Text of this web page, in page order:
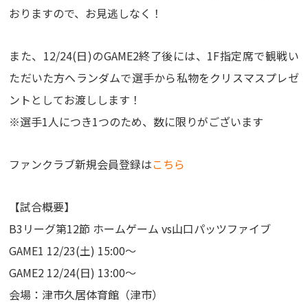
おりますので、お見逃しなく！
また、12/24(日)のGAME2終了後には、1F指定席で観戦い
ただいた方へランダムで選手から私物をクリスマスプレゼ
ントとしてお渡しします！
※選手1人につき1つのため、数に限りがございます
ファンクラブ新規会員登録はこちら
【試合概要】
B3リーグ第12節 ホームゲーム vs山口パッツファイブ
GAME1 12/23(土) 15:00～
GAME2 12/24(日) 13:00～
会場：津市久居体育館（津市）